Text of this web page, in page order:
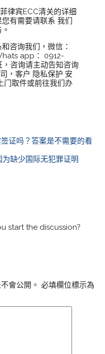
律宾ECC清关的详细
有需要请联系 我们
咨询我们，微信：
app： 0912-
咨询请主动告知咨询
，客户 隐私保护 安
门取件或前往我们办
证吗？答案是不需要的看
缺少国际无犯罪证明
start the discussion?
會公開。 必填欄位標示為